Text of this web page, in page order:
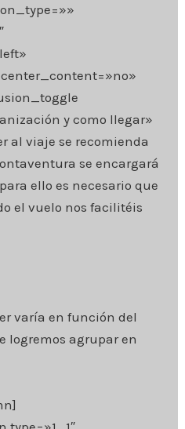
y como llegar»
al viaje se recomienda
se encargará
ello es necesario que
el vuelo nos facilitéis
varía en función del
logremos agrupar en